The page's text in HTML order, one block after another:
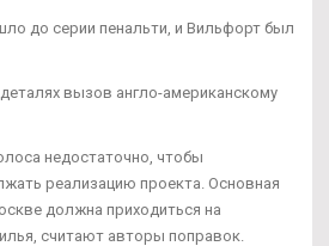
до серии пенальти, и Вильфорт был
вызов англо-американскому
недостаточно, чтобы
реализацию проекта. Основная
должна приходиться на
считают авторы поправок.